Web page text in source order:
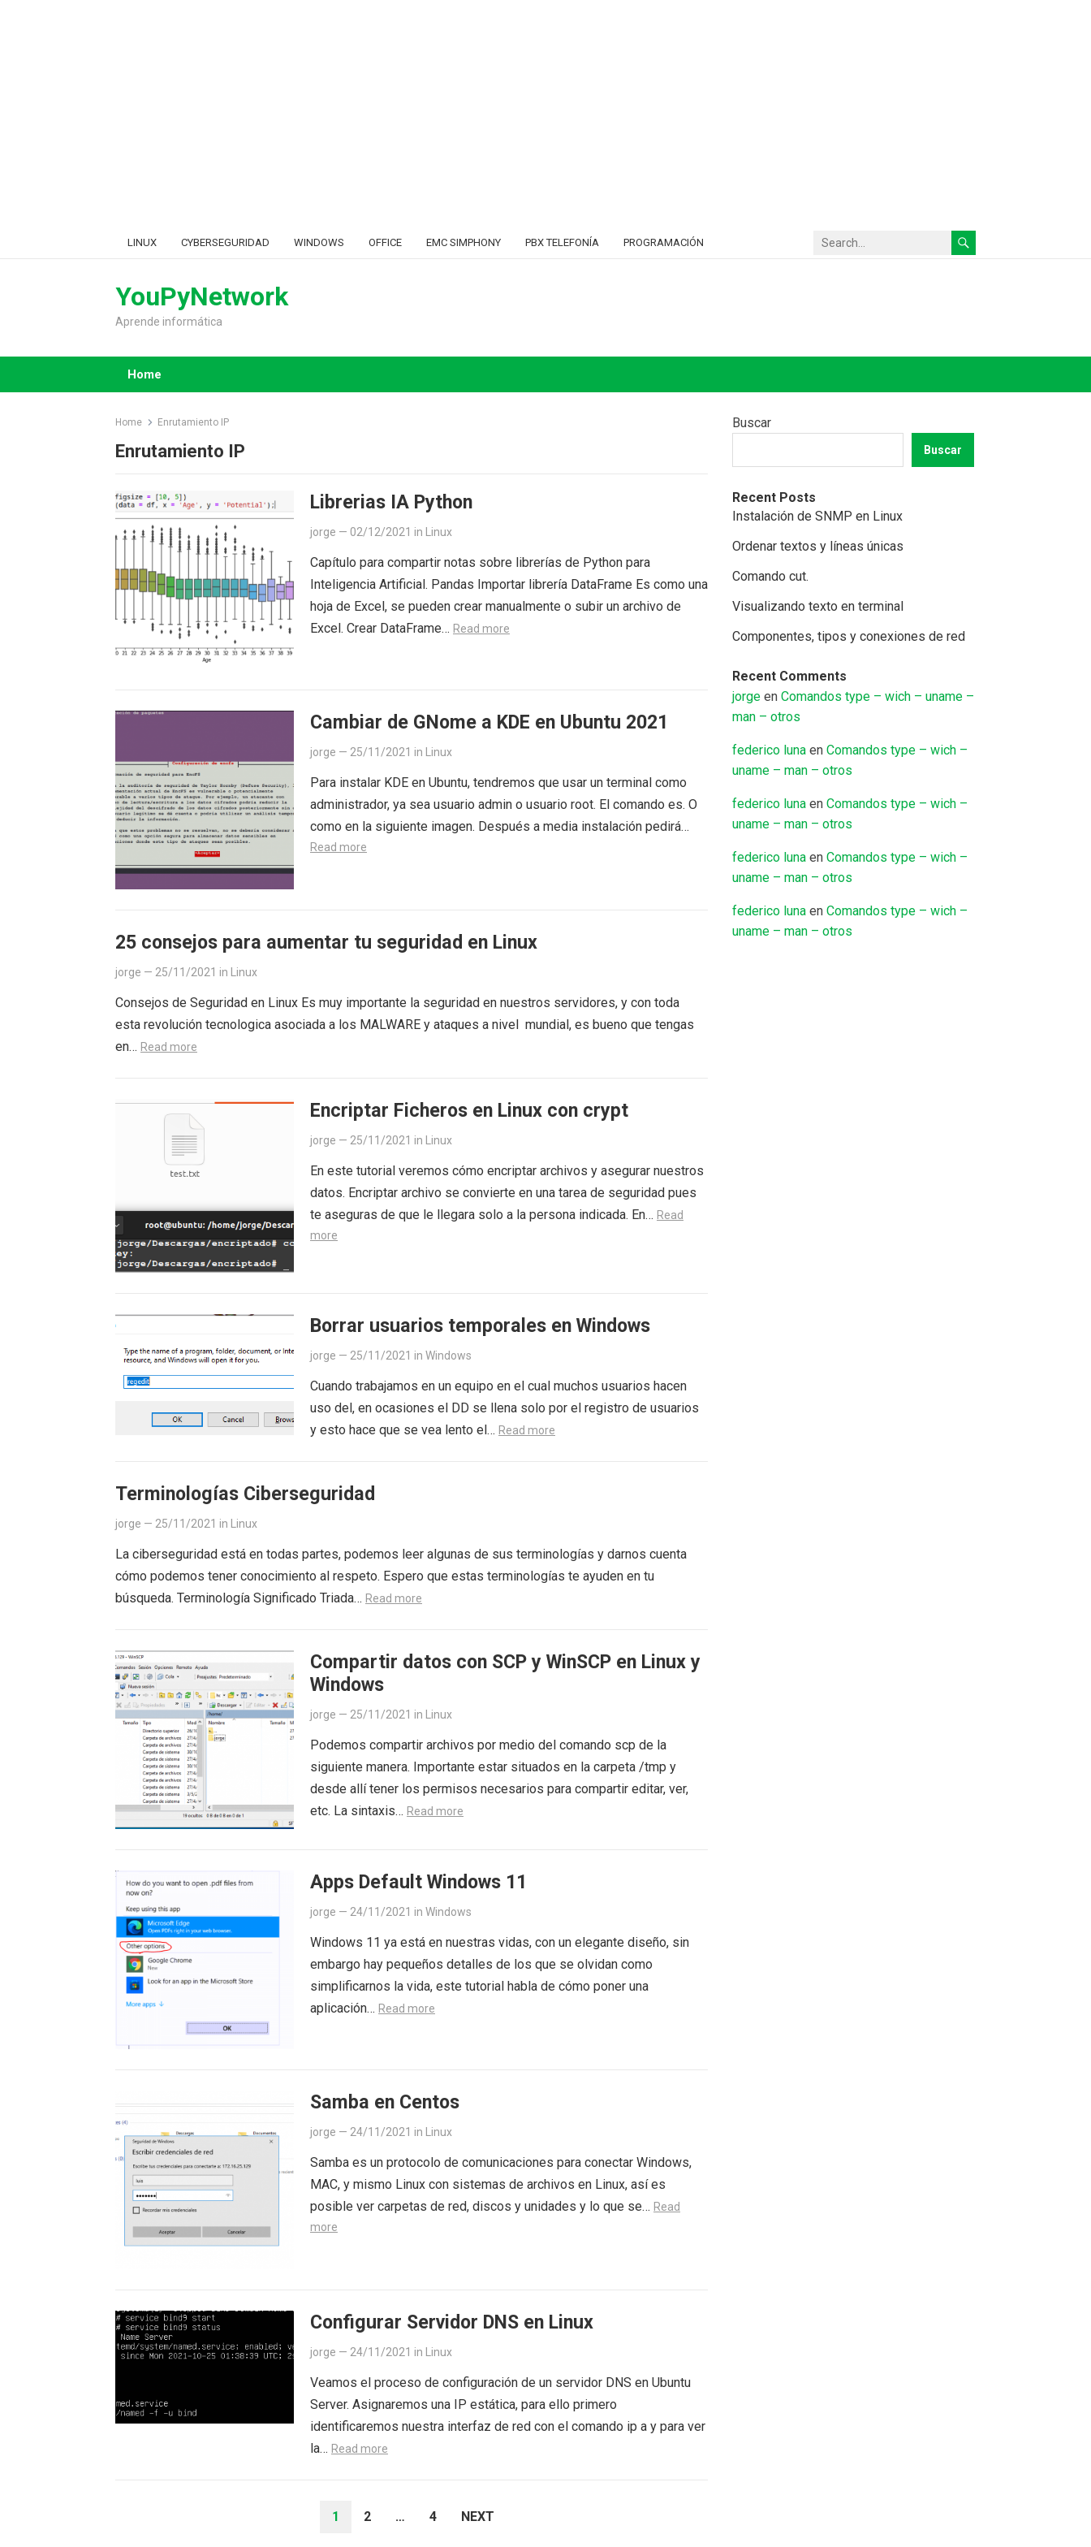
LINUX CYBERSEGURIDAD WINDOWS OFFICE EMC SIMPHONY PBX TELEFONÍA PROGRAMACIÓN
YouPyNetwork
Aprende informática
Home
Home Enrutamiento IP
Enrutamiento IP
Librerias IA Python
jorge — 02/12/2021 in Linux
Capítulo para compartir notas sobre librerías de Python para
Inteligencia Artificial. Pandas Importar librería DataFrame Es como una
hoja de Excel, se pueden crear manualmente o subir un archivo de
Excel. Crear DataFrame… Read more
Cambiar de GNome a KDE en Ubuntu 2021
jorge — 25/11/2021 in Linux
Para instalar KDE en Ubuntu, tendremos que usar un terminal como
administrador, ya sea usuario admin o usuario root. El comando es. O
como en la siguiente imagen. Después a media instalación pedirá…
Read more
25 consejos para aumentar tu seguridad en Linux
jorge — 25/11/2021 in Linux
Consejos de Seguridad en Linux Es muy importante la seguridad en nuestros servidores, y con toda
esta revolución tecnologica asociada a los MALWARE y ataques a nivel mundial, es bueno que tengas
en… Read more
Encriptar Ficheros en Linux con crypt
jorge — 25/11/2021 in Linux
En este tutorial veremos cómo encriptar archivos y asegurar nuestros
datos. Encriptar archivo se convierte en una tarea de seguridad pues
te aseguras de que le llegara solo a la persona indicada. En… Read
more
Borrar usuarios temporales en Windows
jorge — 25/11/2021 in Windows
Cuando trabajamos en un equipo en el cual muchos usuarios hacen
uso del, en ocasiones el DD se llena solo por el registro de usuarios
y esto hace que se vea lento el… Read more
Terminologías Ciberseguridad
jorge — 25/11/2021 in Linux
La ciberseguridad está en todas partes, podemos leer algunas de sus terminologías y darnos cuenta
cómo podemos tener conocimiento al respeto. Espero que estas terminologías te ayuden en tu
búsqueda. Terminología Significado Triada… Read more
Compartir datos con SCP y WinSCP en Linux y
Windows
jorge — 25/11/2021 in Linux
Podemos compartir archivos por medio del comando scp de la
siguiente manera. Importante estar situados en la carpeta /tmp y
desde allí tener los permisos necesarios para compartir editar, ver,
etc. La sintaxis… Read more
Apps Default Windows 11
jorge — 24/11/2021 in Windows
Windows 11 ya está en nuestras vidas, con un elegante diseño, sin
embargo hay pequeños detalles de los que se olvidan como
simplificarnos la vida, este tutorial habla de cómo poner una
aplicación… Read more
Samba en Centos
jorge — 24/11/2021 in Linux
Samba es un protocolo de comunicaciones para conectar Windows,
MAC, y mismo Linux con sistemas de archivos en Linux, así es
posible ver carpetas de red, discos y unidades y lo que se… Read
more
Configurar Servidor DNS en Linux
jorge — 24/11/2021 in Linux
Veamos el proceso de configuración de un servidor DNS en Ubuntu
Server. Asignaremos una IP estática, para ello primero
identificaremos nuestra interfaz de red con el comando ip a y para ver
la… Read more
1 2 … 4 NEXT
Buscar
Buscar
Recent Posts
Instalación de SNMP en Linux
Ordenar textos y líneas únicas
Comando cut.
Visualizando texto en terminal
Componentes, tipos y conexiones de red
Recent Comments
jorge en Comandos type – wich – uname –
man – otros
federico luna en Comandos type – wich –
uname – man – otros
federico luna en Comandos type – wich –
uname – man – otros
federico luna en Comandos type – wich –
uname – man – otros
federico luna en Comandos type – wich –
uname – man – otros